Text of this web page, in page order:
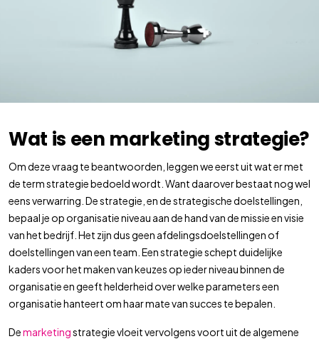
Wat is een marketing strategie?
Om deze vraag te beantwoorden, leggen we eerst uit wat er met
de term strategie bedoeld wordt. Want daarover bestaat nog wel
eens verwarring. De strategie, en de strategische doelstellingen,
bepaal je op organisatie niveau aan de hand van de missie en visie
van het bedrijf. Het zijn dus geen afdelingsdoelstellingen of
doelstellingen van een team. Een strategie schept duidelijke
kaders voor het maken van keuzes op ieder niveau binnen de
organisatie en geeft helderheid over welke parameters een
organisatie hanteert om haar mate van succes te bepalen.
Demarketingstrategie vloeit vervolgens voort uit de algemene